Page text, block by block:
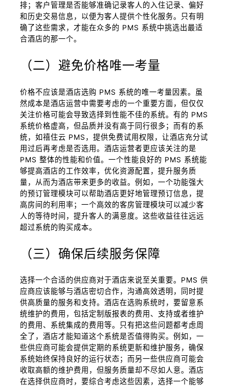
排；客户管理是否能够准确记录客人的入住记录、偏好
和历史交易信息，以便为客人提供个性化服务。只有明
确了这些需求，才能在众多的 PMS 系统中挑选出最适
合酒店的那一个。
（二）避免价格唯一考量
价格不应该是酒店选购 PMS 系统的唯一考量因素。虽
然成本是酒店运营中需要考虑的一个重要方面，但仅仅
关注价格可能会导致选择到性能不佳的系统。有的 PMS
系统价格虚高，但品质并没有高于同行很多；而有的系
统，如禧住云 PMS，提供免费试用权限，让酒店充分试
用过后再考虑是否选用。酒店运营者更应该关注的是
PMS 整体的性能和价值。一个性能良好的 PMS 系统能
够提高酒店的工作效率，优化资源配置，提升服务质
量，从而为酒店带来更多的收益。例如，一个功能强大
的预订管理模块可以帮助酒店更好地管理预订信息，提
高房间的利用率；一个高效的客房管理模块可以减少客
人的等待时间，提升客人的满意度。这些收益往往远远
超过系统的购买成本。
（三）确保后续服务保障
选择一个合适的供应商对于酒店来说至关重要。PMS 供
应商应该能够与酒店密切合作，沟通高效透明，同时提
供高质量的服务和支持。酒店在选购系统时，要留意系
统维护的费用，包括定制版报表的费用、支持或者维护
的费用、系统集成的费用等。只有把这些问题都考虑周
全了，酒店才能知道这个系统是否值得购买。例如，一
些供应商可能会提供定期的系统更新和维护服务，确保
系统始终保持良好的运行状态；而另一些供应商可能会
收取高额的维护费用，但服务质量却不尽如人意。酒店
在选择供应商时，要综合考虑这些因素，选择一个能够